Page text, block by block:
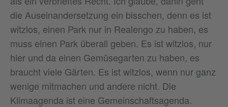
die Auseinandersetzung ein bisschen, denn es ist
witzlos, einen Park nur in Realengo zu haben, es
muss einen Park überall geben. Es ist witzlos, nur
hier und da einen Gemüsegarten zu haben, es
braucht viele Gärten. Es ist witzlos, wenn nur ganz
wenige mitmachen und andere nicht. Die
Klimaagenda ist eine Gemeinschaftsagenda.